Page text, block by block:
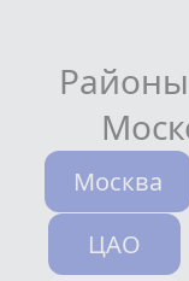
Москва
ЦАО